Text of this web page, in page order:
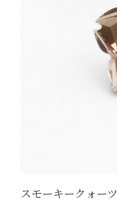
スモーキークォーツ